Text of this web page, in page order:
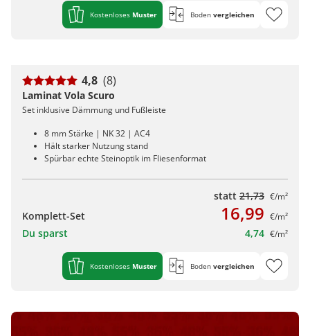
Kostenloses Muster Boden vergleichen
4,8 (8)
Laminat Vola Scuro
Set inklusive Dämmung und Fußleiste
8 mm Stärke | NK 32 | AC4
Hält starker Nutzung stand
Spürbar echte Steinoptik im Fliesenformat
statt 21,73 €/m²
Komplett-Set 16,99 €/m²
Du sparst 4,74 €/m²
Kostenloses Muster Boden vergleichen